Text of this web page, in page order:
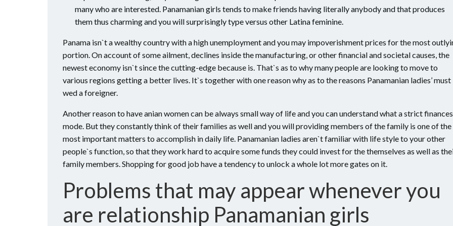
many who are interested. Panamanian girls tends to make friends having literally anybody and that produces
them thus charming and you will surprisingly type versus other Latina feminine.
Panama isn`t a wealthy country with a high unemployment and you may impoverishment prices for the most
portion. On account of some ailment, declines inside the manufacturing, or other financial and societal causes, the
newest economy isn`t since the cutting-edge because is. That`s as to why many people are looking to move to
various regions getting a better lives. It`s together with one reason why as to the reasons Panamanian ladies’ must
wed a foreigner.
Another reason to have anian women can be always small way of life and you can understand what a strict finances
mode. But they constantly think of their families as well and you will providing members of the family is one of the
most important matters to accomplish in daily life. Panamanian ladies aren`t familiar with life style to your other
people`s function, so that they work hard to acquire some funds they could invest for the themselves as well as
family members. Shopping for good job have a tendency to unlock a whole lot more gates on it.
Problems that may appear whenever you
are relationship Panamanian girls